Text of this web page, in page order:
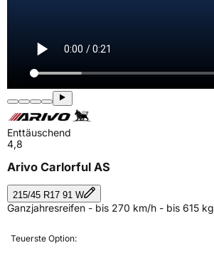
Enttäuschend
4,8
Arivo Carlorful AS
215/45 R17 91 W
Ganzjahresreifen - bis 270 km/h - bis 615 kg
Teuerste Option: